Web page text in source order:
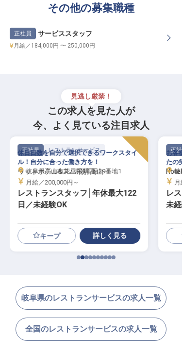
その他の募集職種
正社員 サービススタッフ
月給／184,000円 〜 250,000円
見逃し厳禁！
この求人を見た人が
今、よく見ている注目求人
正社員 レストランサービス
ワットホテル&スパ飛騨高山
レストランスタッフ│年休最大122
日／未経験OK
休日日数を自分で選択できるワークスタイ
ル！自分に合った働き方を！
岐阜県高山市花里町3丁目39番地1
月給／200,000円～
キープ 詳しく見る
正社
レ
未
お客
たの
岐
岐阜県のレストランサービスの求人一覧
全国のレストランサービスの求人一覧